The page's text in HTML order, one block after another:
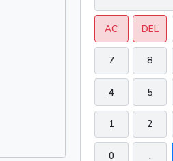
AC DEL
7 8
4 5
1 2
0 .